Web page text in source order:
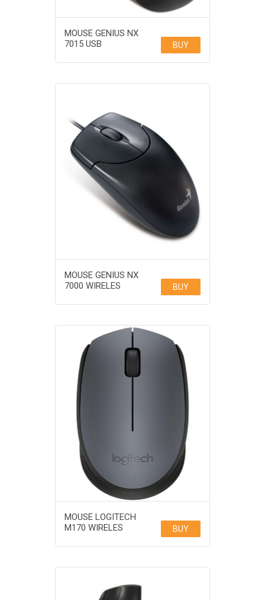
MOUSE GENIUS NX
7015 USB
BUY
MOUSE GENIUS NX
7000 WIRELES
BUY
MOUSE LOGITECH
M170 WIRELES
BUY